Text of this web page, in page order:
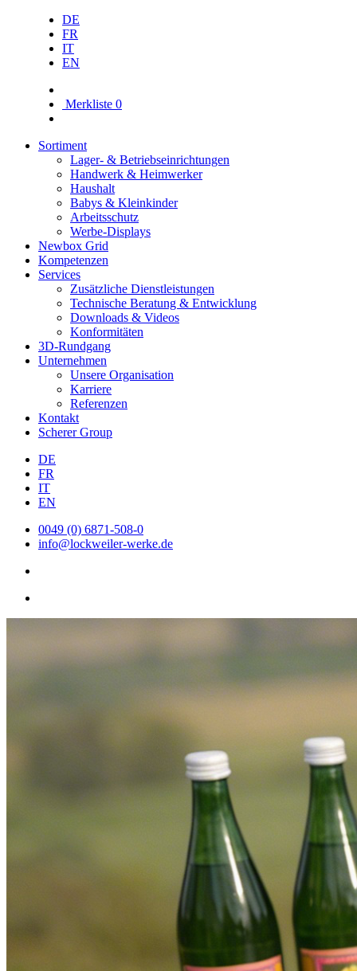
DE
FR
IT
EN
Merkliste 0
Sortiment
Lager- & Betriebs­einrichtungen
Handwerk & Heimwerker
Haushalt
Babys & Kleinkinder
Arbeitsschutz
Werbe-Displays
Newbox Grid
Kompetenzen
Services
Zusätzliche Dienstleistungen
Technische Beratung & Entwicklung
Downloads & Videos
Konformitäten
3D-Rundgang
Unternehmen
Unsere Organisation
Karriere
Referenzen
Kontakt
Scherer Group
DE
FR
IT
EN
0049 (0) 6871-508-0
info@lockweiler-werke.de